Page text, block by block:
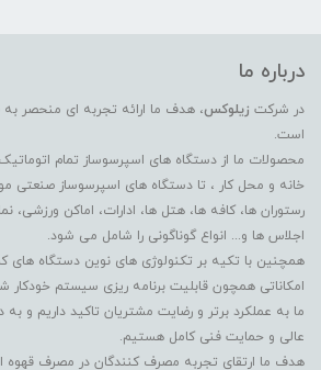
درباره ما
در شرکت زیلوکس، هدف ما ارائه تجربه ای منحصر به
است.
محصولات ما از دستگاه های اسپرسوساز تمام
خانه و محل کار ، تا دستگاه های اسپرسوساز صنعتی
رستوران ها، کافه ها، هتل ها، ادارات، اماکن ورزشی،
اجلاس ها و... انواع گوناگونی را شامل می شود.
همچنین با تکیه بر تکنولوژی های نوین دستگاه های
امکاناتی همچون قابلیت برنامه ریزی سیستم
ما به عملکرد برتر و رضایت مشتریان تاکید داریم و
عالی و حمایت فنی کامل هستیم.
هدف ما ارتقای تجربه مصرف کنندگان در مصرف قهوه